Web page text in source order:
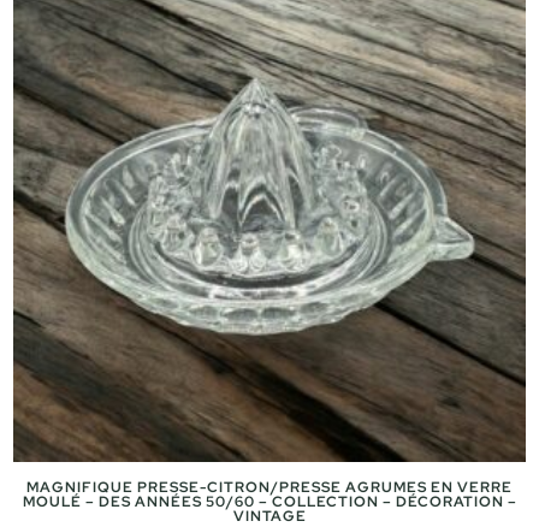
MAGNIFIQUE PRESSE-CITRON/PRESSE AGRUMES EN VERRE
MOULÉ – DES ANNÉES 50/60 – COLLECTION – DÉCORATION –
VINTAGE